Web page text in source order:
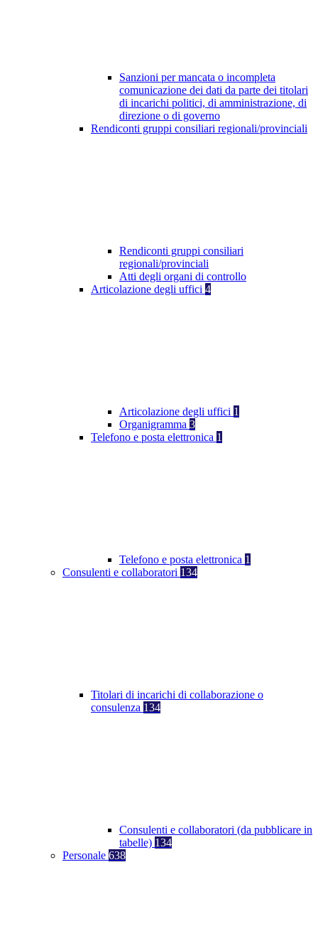
Sanzioni per mancata o incompleta
comunicazione dei dati da parte dei titolari
di incarichi politici, di amministrazione, di
direzione o di governo
Rendiconti gruppi consiliari regionali/provinciali
Rendiconti gruppi consiliari
regionali/provinciali
Atti degli organi di controllo
Articolazione degli uffici 4
Articolazione degli uffici 1
Organigramma 3
Telefono e posta elettronica 1
Telefono e posta elettronica 1
Consulenti e collaboratori 134
Titolari di incarichi di collaborazione o
consulenza 134
Consulenti e collaboratori (da pubblicare in
tabelle) 134
Personale 638